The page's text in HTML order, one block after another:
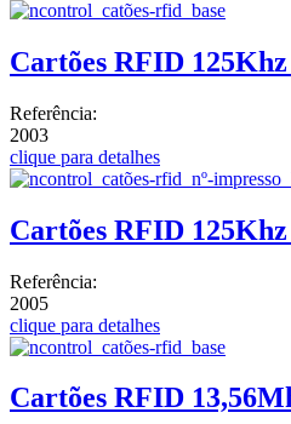
Cartões RFID
Referência:
2003
clique para detalhes
Cartões RFID
Referência:
2005
clique para detalhes
Cartões RFID